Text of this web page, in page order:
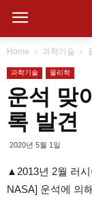
Home 과학기술
과학기술 물리학
운석 맞
록 발견
2020년 5월 1일
▲2013년 2월 러
NASA] 운석에 의